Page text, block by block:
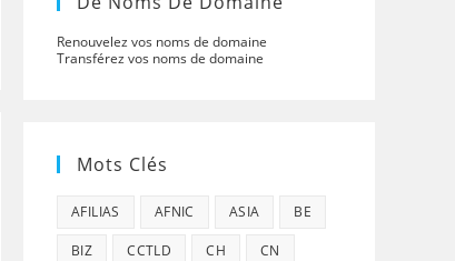
Renouvelez vos noms de domaine
Transférez vos noms de domaine
Mots Clés
AFILIAS AFNIC ASIA BE
BIZ CCTLD CH CN